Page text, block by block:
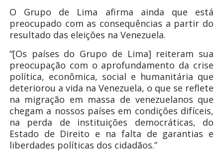
O Grupo de Lima afirma ainda que está
preocupado com as consequências a partir do
resultado das eleições na Venezuela.
“[Os países do Grupo de Lima] reiteram sua
preocupação com o aprofundamento da crise
política, econômica, social e humanitária que
deteriorou a vida na Venezuela, o que se reflete
na migração em massa de venezuelanos que
chegam a nossos países em condições difíceis,
na perda de instituições democráticas, do
Estado de Direito e na falta de garantias e
liberdades políticas dos cidadãos.”